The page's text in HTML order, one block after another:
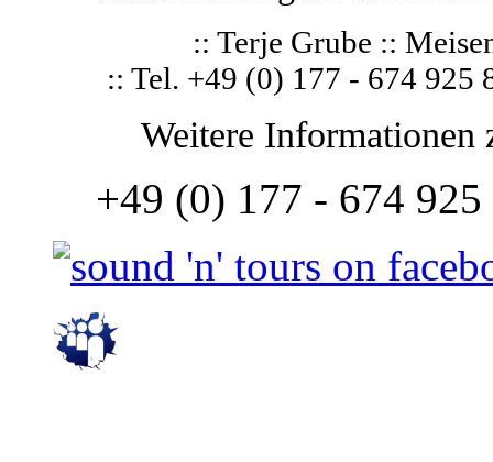
:: Terje Grube ::
:: Tel. +49 (0) 177 - 674
Weitere
+49 (0) 177 - 674